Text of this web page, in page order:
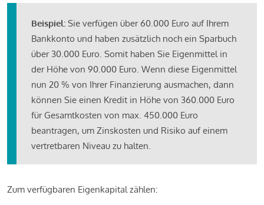
Beispiel: Sie verfügen über 60.000 Euro auf Ihrem
Bankkonto und haben zusätzlich noch ein Sparbuch
über 30.000 Euro. Somit haben Sie Eigenmittel in
der Höhe von 90.000 Euro. Wenn diese Eigenmittel
nun 20 % von Ihrer Finanzierung ausmachen, dann
können Sie einen Kredit in Höhe von 360.000 Euro
für Gesamtkosten von max. 450.000 Euro
beantragen, um Zinskosten und Risiko auf einem
vertretbaren Niveau zu halten.
Zum verfügbaren Eigenkapital zählen: